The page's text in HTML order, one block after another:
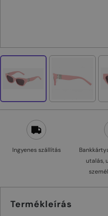
Ingyenes szállítás
utalás,
Termékleírás